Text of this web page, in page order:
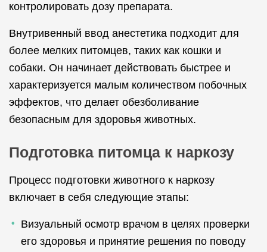
контролировать дозу препарата.
Внутривенный ввод анестетика подходит для
более мелких питомцев, таких как кошки и
собаки. Он начинает действовать быстрее и
характеризуется малым количеством побочных
эффектов, что делает обезболивание
безопасным для здоровья животных.
Подготовка питомца к наркозу
Процесс подготовки животного к наркозу
включает в себя следующие этапы:
Визуальный осмотр врачом в целях проверки
его здоровья и принятие решения по поводу